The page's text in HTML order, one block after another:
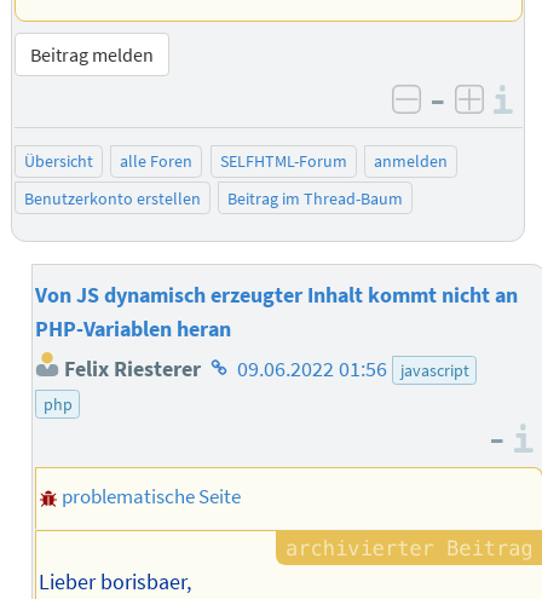
Beitrag melden
negativ
–
Übersicht alle Foren SELFHTML-Forum
anmelden
Benutzerkonto erstellen
Beitrag im Thread-Baum
Von JS dynamisch erzeugter Inhalt kommt nicht an
PHP-Variablen heran
Felix Riesterer Homepage
09.06.2022 01:56
javascript
php
–
problematische Seite
Lieber borisbaer,